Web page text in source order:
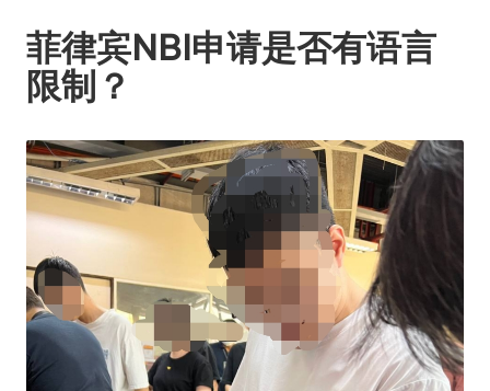
家
奇
迹
国
际
旅
行
社
菲律宾NBI申请是否有语言
限制？